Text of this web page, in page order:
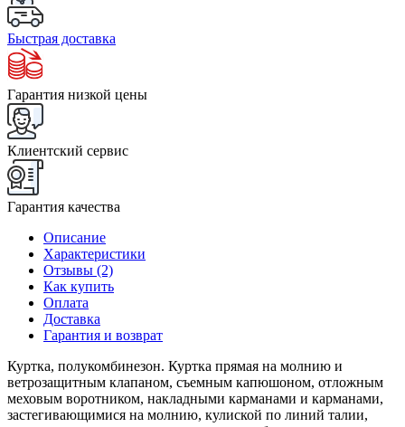
Быстрая доставка
Гарантия низкой цены
Клиентский сервис
Гарантия качества
Описание
Характеристики
Отзывы (2)
Как купить
Оплата
Доставка
Гарантия и возврат
Куртка, полукомбинезон. Куртка прямая на молнию и
ветрозащитным клапаном, съемным капюшоном, отложным
меховым воротником, накладными карманами и карманами,
застегивающимися на молнию, кулиской по линий талии,